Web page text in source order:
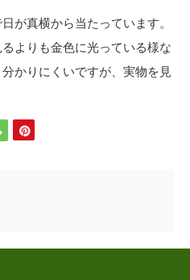
が真横から当たっています。
よりも金色に光っている様な
かりにくいですが、実物を見